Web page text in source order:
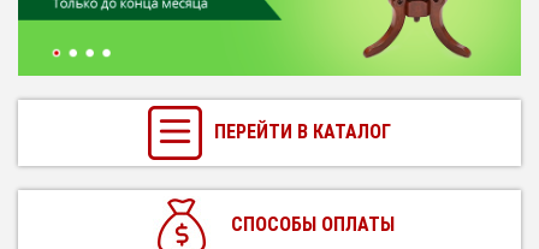
ПЕРЕЙТИ В КАТАЛОГ
СПОСОБЫ ОПЛАТЫ